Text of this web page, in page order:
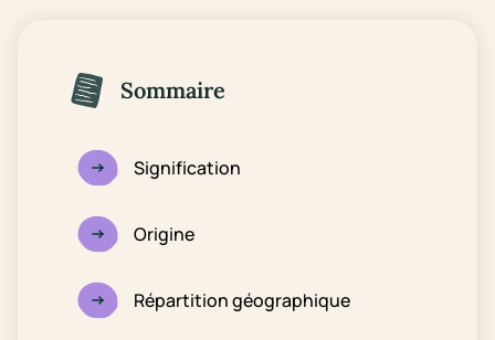
Sommaire
Signification
Origine
Répartition géographique